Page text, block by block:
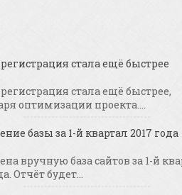
стала ещё быстрее
стала ещё быстрее,
оптимизации проекта....
базы за 1-й квартал 2017 года
вручную база сайтов за 1-й
Отчёт будет...